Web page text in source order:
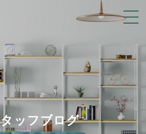
ッフブログ